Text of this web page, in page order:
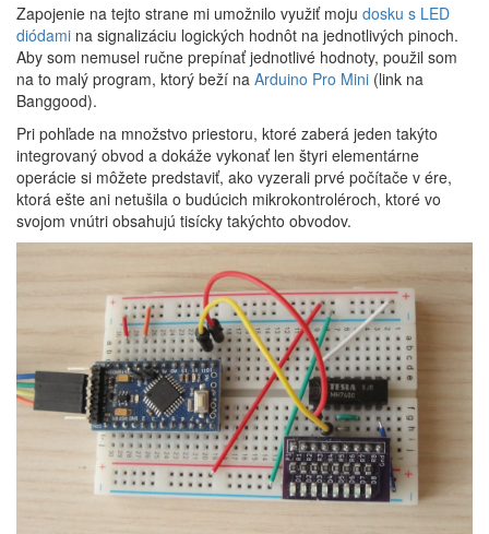
Zapojenie na tejto strane mi umožnilo využiť moju dosku s LED
diódami na signalizáciu logických hodnôt na jednotlivých pinoch.
Aby som nemusel ručne prepínať jednotlivé hodnoty, použil som
na to malý program, ktorý beží na Arduino Pro Mini (link na
Banggood).
Pri pohľade na množstvo priestoru, ktoré zaberá jeden takýto
integrovaný obvod a dokáže vykonať len štyri elementárne
operácie si môžete predstaviť, ako vyzerali prvé počítače v ére,
ktorá ešte ani netušila o budúcich mikrokontroléroch, ktoré vo
svojom vnútri obsahujú tisícky takýchto obvodov.